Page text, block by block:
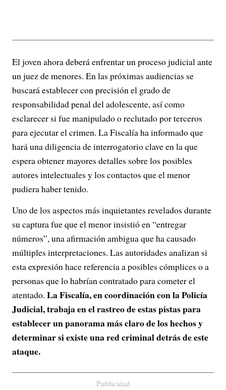
El joven ahora deberá enfrentar un proceso judicial ante
un juez de menores. En las próximas audiencias se
buscará establecer con precisión el grado de
responsabilidad penal del adolescente, así como
esclarecer si fue manipulado o reclutado por terceros
para ejecutar el crimen. La Fiscalía ha informado que
hará una diligencia de interrogatorio clave en la que
espera obtener mayores detalles sobre los posibles
autores intelectuales y los contactos que el menor
pudiera haber tenido.
Uno de los aspectos más inquietantes revelados durante
su captura fue que el menor insistió en “entregar
números”, una afirmación ambigua que ha causado
múltiples interpretaciones. Las autoridades analizan si
esta expresión hace referencia a posibles cómplices o a
personas que lo habrían contratado para cometer el
atentado. La Fiscalía, en coordinación con la Policía
Judicial, trabaja en el rastreo de estas pistas para
establecer un panorama más claro de los hechos y
determinar si existe una red criminal detrás de este
ataque.
Publicidad